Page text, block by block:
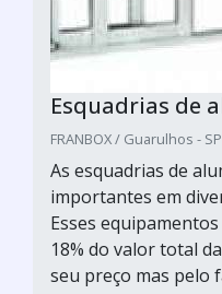
Esquadrias de
FRANBOX / Guarulhos - SP
As esquadrias de
importantes em
Esses
18% do valor total
seu preço mas pelo